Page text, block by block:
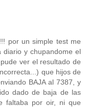
por un simple test me
diario y chupandome el
ver el resultado de
que hijos de
BAJA al 7387, y
dado de baja de las
faltaba por oir, ni que